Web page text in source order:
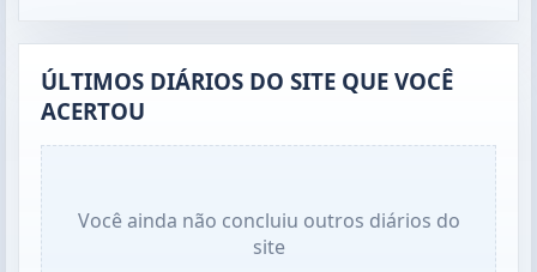
ÚLTIMOS DIÁRIOS DO SITE QUE VOCÊ
ACERTOU
Você ainda não concluiu outros diários do
site